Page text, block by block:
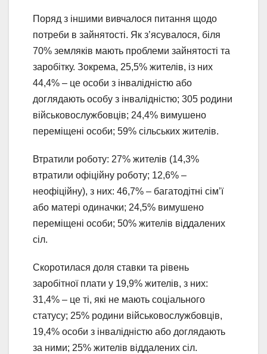
Поряд з іншими вивчалося питання щодо
потреби в зайнятості. Як з’ясувалося, біля
70% земляків мають проблеми зайнятості та
заробітку. Зокрема, 25,5% жителів, із них
44,4% – це особи з інвалідністю або
доглядають особу з інвалідністю; 305 родини
військовослужбовців; 24,4% вимушено
переміщені особи; 59% сільських жителів.
Втратили роботу: 27% жителів (14,3%
втратили офіційну роботу; 12,6% –
неофіційну), з них: 46,7% – багатодітні сім’ї
або матері одиначки; 24,5% вимушено
переміщені особи; 50% жителів віддалених
сіл.
Скоротилася доля ставки та рівень
заробітної плати у 19,9% жителів, з них:
31,4% – це ті, які не мають соціального
статусу; 25% родини військовослужбовців,
19,4% особи з інвалідністю або доглядають
за ними; 25% жителів віддалених сіл.